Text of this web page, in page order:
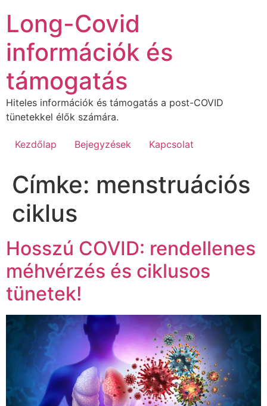
tartalomhoz
Long-Covid
információk és
támogatás
Hiteles információk és támogatás a post-COVID
tünetekkel élők számára.
Kezdőlap Bejegyzések Kapcsolat
Címke: menstruációs
ciklus
Hosszú COVID: rendellenes
méhvérzés és ciklusos
tünetek!